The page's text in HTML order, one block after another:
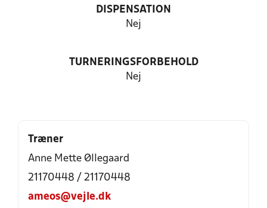
DISPENSATION
Nej
TURNERINGSFORBEHOLD
Nej
Træner
Anne Mette Øllegaard
21170448 / 21170448
ameos@vejle.dk